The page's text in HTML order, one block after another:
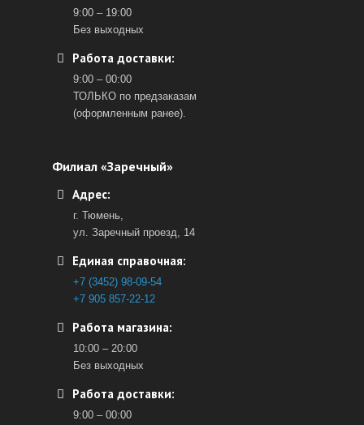
9:00 – 19:00
Без выходных
Работа доставки:
9:00 – 00:00
ТОЛЬКО по предзаказам
(оформленным ранее).
Филиал «Заречный»
Адрес:
г. Тюмень,
ул. Заречный проезд, 14
Единая справочная:
+7 (3452) 98-09-54
+7 905 857-22-12
Работа магазина:
10:00 – 20:00
Без выходных
Работа доставки:
9:00 – 00:00